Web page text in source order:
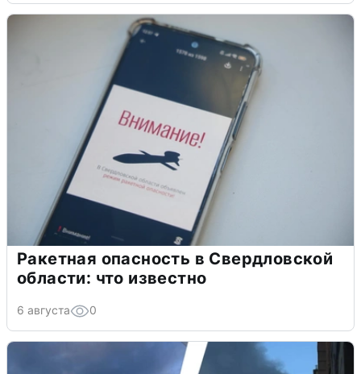
Ракетная опасность в Свердловской
области: что известно
6 августа 0